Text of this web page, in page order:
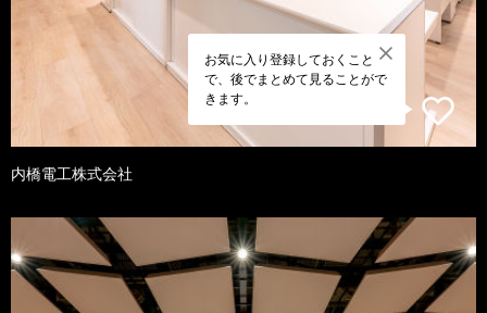
お気に入り登録しておくこと
で、後でまとめて見ることがで
きます。
内橋電工株式会社